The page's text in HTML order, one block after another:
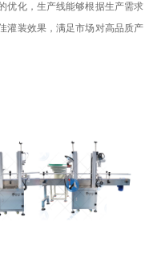
优化，生产线能够根据生产需求
灌装效果，满足市场对高品质产